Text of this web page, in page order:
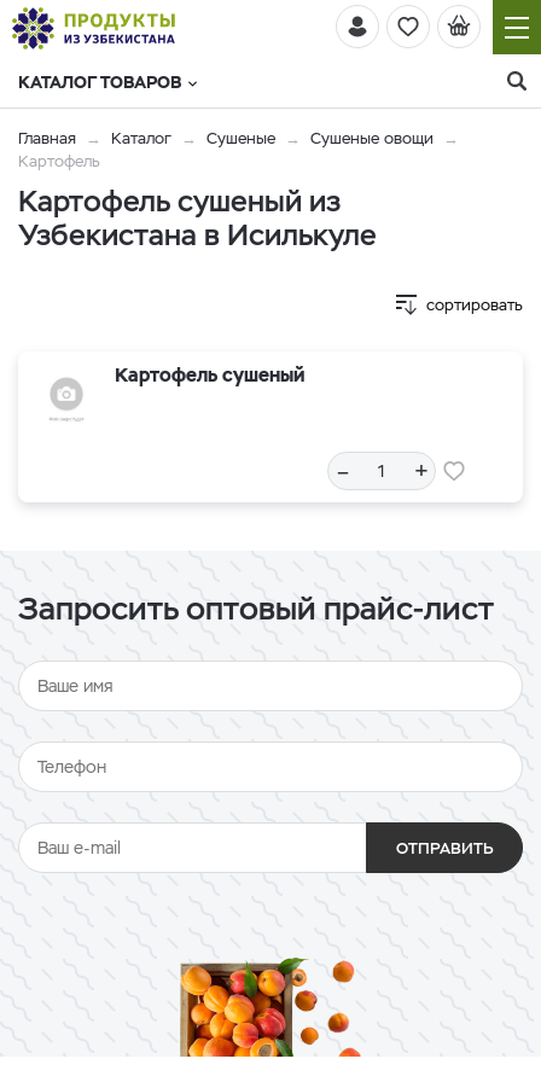
КАТАЛОГ ТОВАРОВ
Главная Каталог Сушеные
Сушеные овощи
Картофель
Картофель сушеный из
Узбекистана в Исилькуле
сортировать
Картофель сушеный
– +
Запросить оптовый прайс-лист
ОТПРАВИТЬ